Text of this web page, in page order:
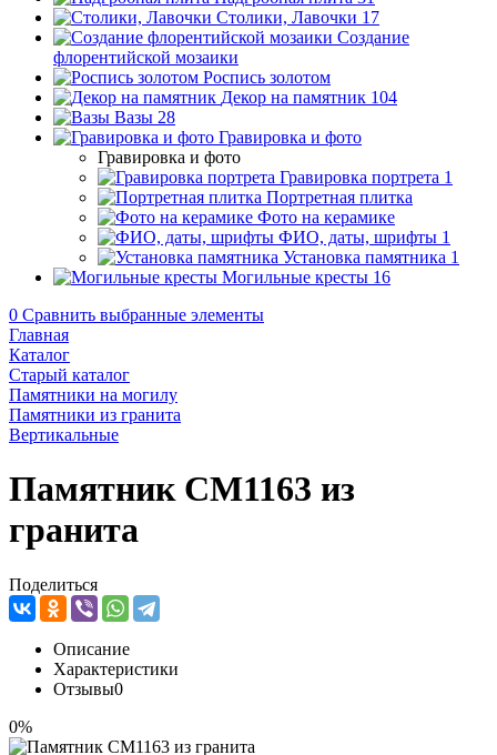
Столики, Лавочки 17
Создание
флорентийской мозаики
Роспись золотом
Декор на памятник 104
Вазы 28
Гравировка и фото
Гравировка и фото
Гравировка портрета 1
Портретная плитка
Фото на керамике
ФИО, даты, шрифты 1
Установка памятника 1
Могильные кресты 16
0 Сравнить выбранные элементы
Главная
Каталог
Старый каталог
Памятники на могилу
Памятники из гранита
Вертикальные
Памятник CM1163 из
гранита
Поделиться
Описание
Характеристики
Отзывы0
0%